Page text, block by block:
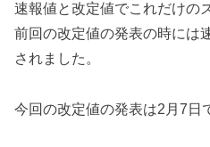
速報値と改定値でこれだけの
前回の改定値の発表の時には
されました。
今回の改定値の発表は2月7日